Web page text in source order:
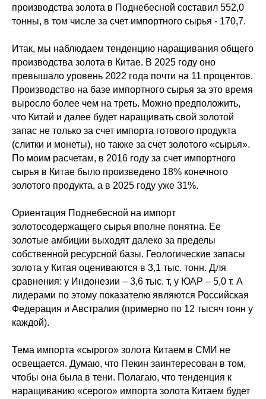
производства золота в Поднебесной составил 552,0
тонны, в том числе за счет импортного сырья - 170,7.
Итак, мы наблюдаем тенденцию наращивания общего
производства золота в Китае. В 2025 году оно
превышало уровень 2022 года почти на 11 процентов.
Производство на базе импортного сырья за это время
выросло более чем на треть. Можно предположить,
что Китай и далее будет наращивать свой золотой
запас не только за счет импорта готового продукта
(слитки и монеты), но также за счет золотого «сырья».
По моим расчетам, в 2016 году за счет импортного
сырья в Китае было произведено 18% конечного
золотого продукта, а в 2025 году уже 31%.
Ориентация Поднебесной на импорт
золотосодержащего сырья вполне понятна. Ее
золотые амбиции выходят далеко за пределы
собственной ресурсной базы. Геологические запасы
золота у Китая оцениваются в 3,1 тыс. тонн. Для
сравнения: у Индонезии – 3,6 тыс. т, у ЮАР – 5,0 т. А
лидерами по этому показателю являются Российская
Федерация и Австралия (примерно по 12 тысяч тонн у
каждой).
Тема импорта «сырого» золота Китаем в СМИ не
освещается. Думаю, что Пекин заинтересован в том,
чтобы она была в тени. Полагаю, что тенденция к
наращиванию «серого» импорта золота Китаем будет